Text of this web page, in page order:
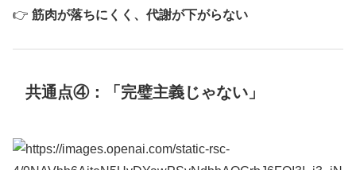
👉 筋肉が落ちにくく、代謝が下がらない
共通点④：「完璧主義じゃない」